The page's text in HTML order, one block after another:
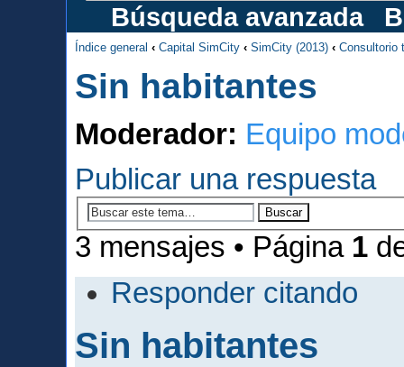
Búsqueda avanzada
Índice general ‹ Capital SimCity ‹ SimCity (2013) ‹ Consultorio
Sin habitantes
Moderador: Equipo
Publicar una respuesta
3 mensajes • Página 1
Responder citando
Sin habitantes